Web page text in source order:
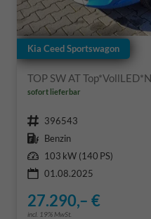
Kia Ceed Sportswagon
TOP SW AT
sofort lieferbar
Fahrzeugnr. 396543
Kraftstoff Benzin
Leistung 103 kW (140 PS)
01.08.2025
27.290,– €
incl. 19% MwSt.